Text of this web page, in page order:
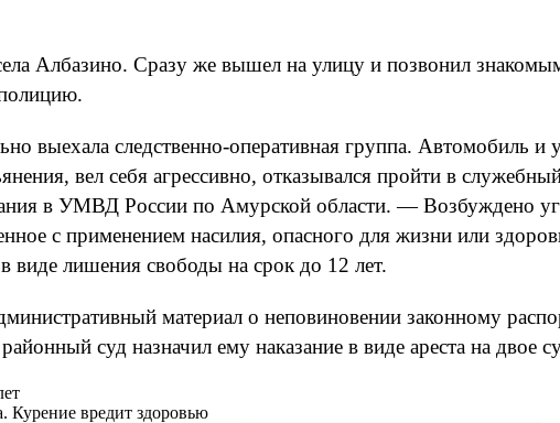
Албазино. Сразу же вышел на улицу и позвонил
выехала следственно-оперативная группа. Автомобиль
вел себя агрессивно, отказывался пройти в
в УМВД России по Амурской области. — Возбуждено
с применением насилия, опасного для жизни или
виде лишения свободы на срок до 12 лет.
материал о неповиновении законному
суд назначил ему наказание в виде ареста на двое
Курение вредит здоровью